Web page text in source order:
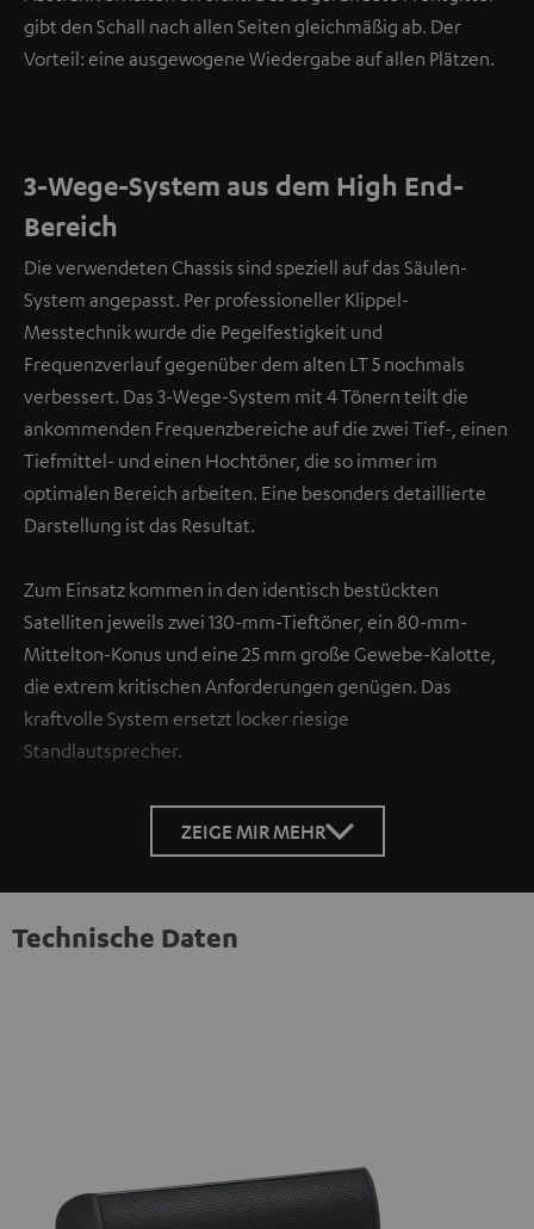
gibt den Schall nach allen Seiten gleichmäßig ab. Der
Vorteil: eine ausgewogene Wiedergabe auf allen Plätzen.
3-Wege-System aus dem High End-
Bereich
Die verwendeten Chassis sind speziell auf das Säulen-
System angepasst. Per professioneller Klippel-
Messtechnik wurde die Pegelfestigkeit und
Frequenzverlauf gegenüber dem alten LT 5 nochmals
verbessert. Das 3-Wege-System mit 4 Tönern teilt die
ankommenden Frequenzbereiche auf die zwei Tief-, einen
Tiefmittel- und einen Hochtöner, die so immer im
optimalen Bereich arbeiten. Eine besonders detaillierte
Darstellung ist das Resultat.
Zum Einsatz kommen in den identisch bestückten
Satelliten jeweils zwei 130-mm-Tieftöner, ein 80-mm-
Mittelton-Konus und eine 25 mm große Gewebe-Kalotte,
die extrem kritischen Anforderungen genügen. Das
kraftvolle System ersetzt locker riesige
Standlautsprecher.
ZEIGE MIR MEHR
Technische Daten